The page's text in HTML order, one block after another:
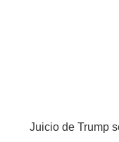
Juicio de Trump